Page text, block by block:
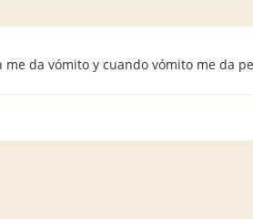
da vómito y cuando vómito me da